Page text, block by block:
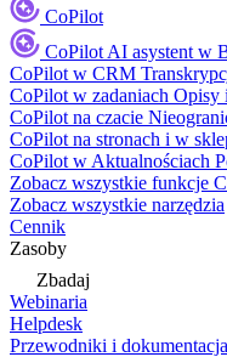
CoPilot
CoPilot AI asystent w
CoPilot w CRM
CoPilot w zadaniach Opisy
CoPilot na czacie
CoPilot na stronach i w
CoPilot w Aktualnościach
Zobacz wszystkie funkcje
Zobacz wszystkie narzędzia
Cennik
Zasoby
Zbadaj
Webinaria
Helpdesk
Przewodniki i